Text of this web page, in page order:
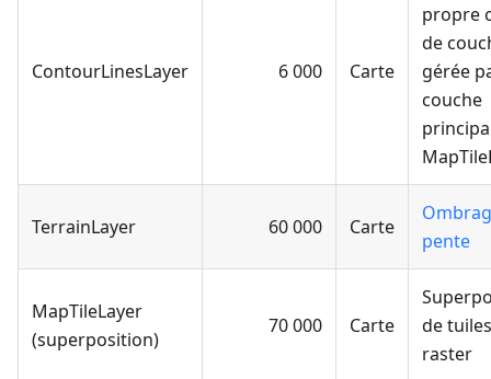
ContourLinesLayer 6 000 Carte
propre
de
gérée
couche
TerrainLayer 60 000 Carte
pente
MapTileLayer
(superposition)
70 000 Carte
de tuiles
raster